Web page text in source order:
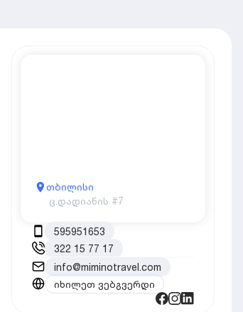
თბილისი
ც.დადიანის #7
595951653
322 15 77 17
info@miminotravel.com
იხილეთ ვებგვერდი